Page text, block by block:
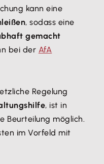
kann eine
, sodass eine
gemacht
bei der AfA
Regelung
, ist in
Beurteilung möglich.
im Vorfeld mit